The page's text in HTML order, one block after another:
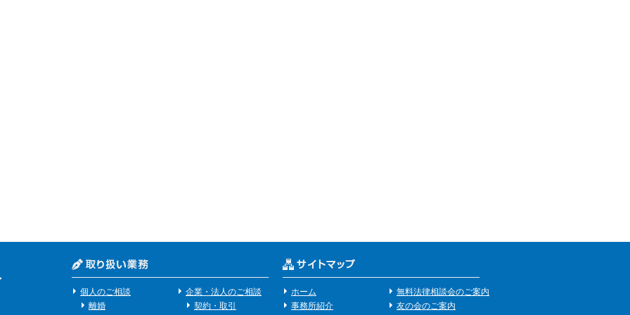
個人のご相談
離婚
企業・法人のご相談
契約・取引
ホーム
事務所紹介
無料法律相談会のご案内
友の会のご案内